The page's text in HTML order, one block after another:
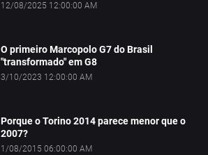
12/08/2025 12:00:00 AM
O primeiro Marcopolo G7 do Brasil
"transformado" em G8
3/10/2023 12:00:00 AM
Porque o Torino 2014 parece menor que o
2007?
1/08/2015 06:00:00 AM